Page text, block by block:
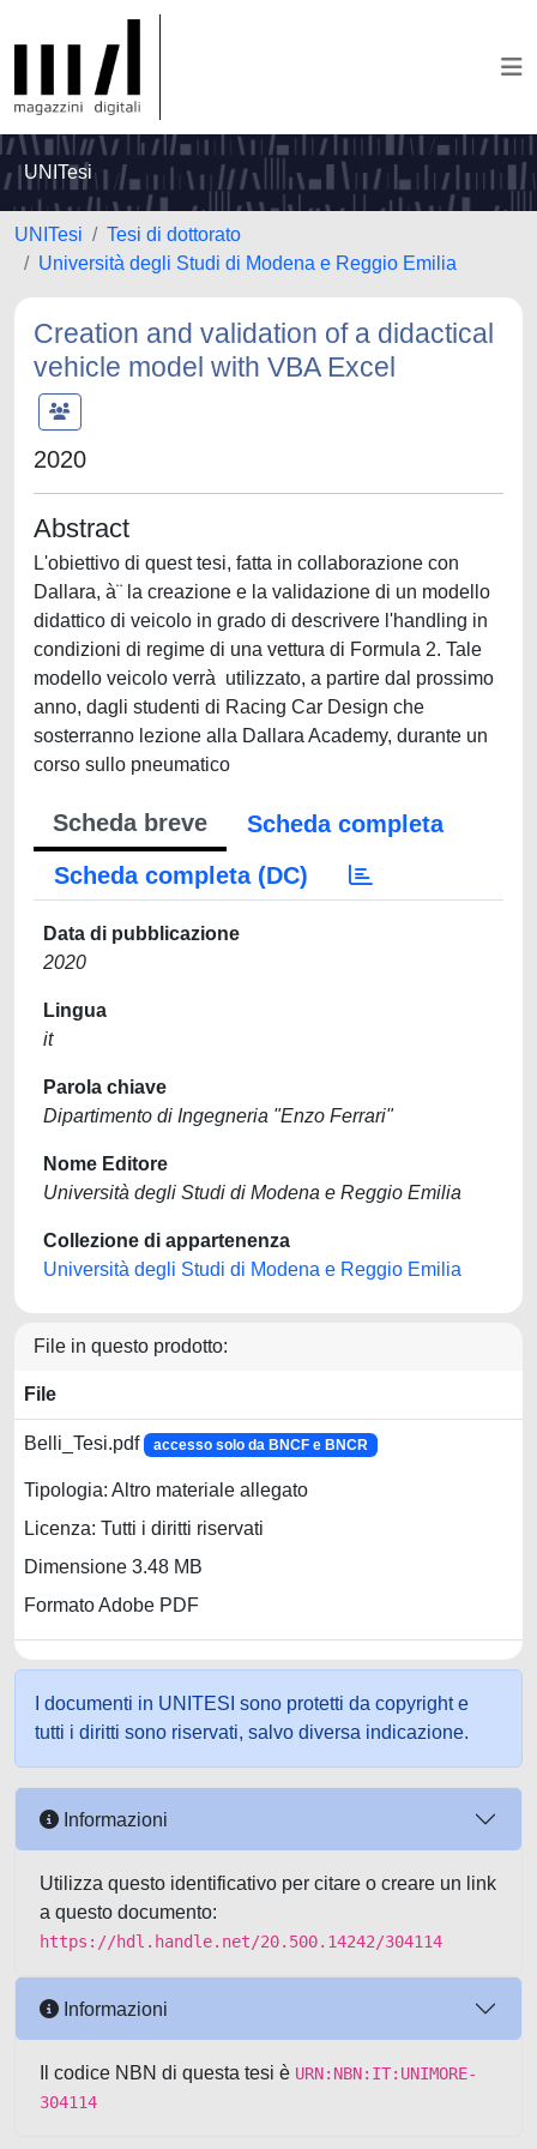
UNITesi
UNITesi
Tesi di dottorato
Università degli Studi di Modena e Reggio Emilia
Creation and validation of a didactical
vehicle model with VBA Excel
2020
Abstract
L'obiettivo di quest tesi, fatta in collaborazione con
Dallara, à¨ la creazione e la validazione di un modello
didattico di veicolo in grado di descrivere l'handling in
condizioni di regime di una vettura di Formula 2. Tale
modello veicolo verrà utilizzato, a partire dal prossimo
anno, dagli studenti di Racing Car Design che
sosterranno lezione alla Dallara Academy, durante un
corso sullo pneumatico
Scheda breve
Scheda completa
Scheda completa (DC)
Data di pubblicazione
2020
Lingua
it
Parola chiave
Dipartimento di Ingegneria "Enzo Ferrari"
Nome Editore
Università degli Studi di Modena e Reggio Emilia
Collezione di appartenenza
Università degli Studi di Modena e Reggio Emilia
File in questo prodotto:
File
Belli_Tesi.pdf accesso solo da BNCF e BNCR
Tipologia: Altro materiale allegato
Licenza: Tutti i diritti riservati
Dimensione 3.48 MB
Formato Adobe PDF
I documenti in UNITESI sono protetti da copyright e
tutti i diritti sono riservati, salvo diversa indicazione.
Informazioni
Utilizza questo identificativo per citare o creare un link
a questo documento:
https://hdl.handle.net/20.500.14242/304114
Informazioni
Il codice NBN di questa tesi è URN:NBN:IT:UNIMORE-
304114